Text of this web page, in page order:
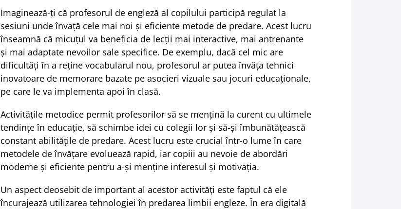
Imaginează-ți că profesorul de engleză al copilului participă regulat la
sesiuni unde învață cele mai noi și eficiente metode de predare. Acest lucru
înseamnă că micuțul va beneficia de lecții mai interactive, mai antrenante
și mai adaptate nevoilor sale specifice. De exemplu, dacă cel mic are
dificultăți în a reține vocabularul nou, profesorul ar putea învăța tehnici
inovatoare de memorare bazate pe asocieri vizuale sau jocuri educaționale,
pe care le va implementa apoi în clasă.
Activitățile metodice permit profesorilor să se mențină la curent cu ultimele
tendințe în educație, să schimbe idei cu colegii lor și să-și îmbunătățească
constant abilitățile de predare. Acest lucru este crucial într-o lume în care
metodele de învățare evoluează rapid, iar copiii au nevoie de abordări
moderne și eficiente pentru a-și menține interesul și motivația.
Un aspect deosebit de important al acestor activități este faptul că ele
încurajează utilizarea tehnologiei în predarea limbii engleze. În era digitală